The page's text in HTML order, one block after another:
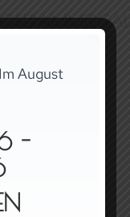
Im August
-